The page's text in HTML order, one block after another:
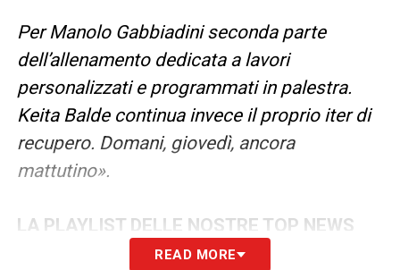
Per Manolo Gabbiadini seconda parte
dell’allenamento dedicata a lavori
personalizzati e programmati in palestra.
Keita Balde continua invece il proprio iter di
recupero. Domani, giovedì, ancora
mattutino».
LA PLAYLIST DELLE NOSTRE TOP NEWS
READ MORE